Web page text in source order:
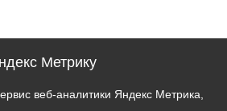
Метрику
веб-аналитики Яндекс Метрика,